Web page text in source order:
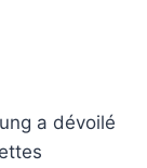
a dévoilé